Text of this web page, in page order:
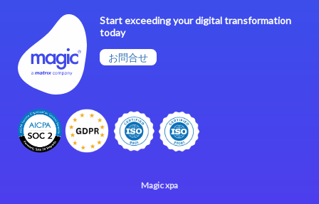
Start exceeding your digital transformation
today
お問合せ
Magic xpa